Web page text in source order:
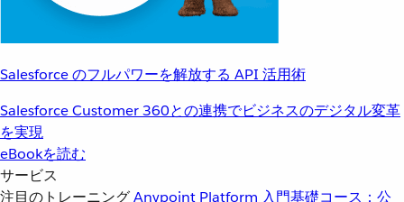
Salesforce のフルパワーを解放する API 活用術
Salesforce Customer 360との連携でビジネスのデジタル変革
を実現
eBookを読む
サービス
注目のトレーニングAnypoint Platform 入門基礎コース：公